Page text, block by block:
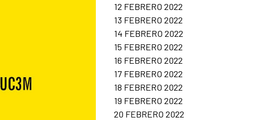
12 FEBRERO 2022
13 FEBRERO 2022
14 FEBRERO 2022
15 FEBRERO 2022
16 FEBRERO 2022
17 FEBRERO 2022
18 FEBRERO 2022
19 FEBRERO 2022
20 FEBRERO 2022